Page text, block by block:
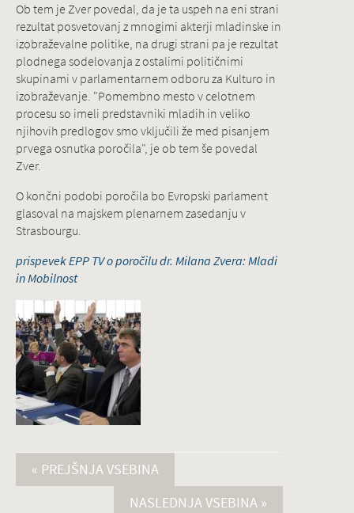
Ob tem je Zver povedal, da je ta uspeh na eni strani
rezultat posvetovanj z mnogimi akterji mladinske in
izobraževalne politike, na drugi strani pa je rezultat
plodnega sodelovanja z ostalimi političnimi
skupinami v parlamentarnem odboru za Kulturo in
izobraževanje. "Pomembno mesto v celotnem
procesu so imeli predstavniki mladih in veliko
njihovih predlogov smo vključili že med pisanjem
prvega osnutka poročila", je ob tem še povedal
Zver.
O končni podobi poročila bo Evropski parlament
glasoval na majskem plenarnem zasedanju v
Strasbourgu.
prispevek EPP TV o poročilu dr. Milana Zvera: Mladi
in Mobilnost
« PREJŠNJA VSEBINA
NASLEDNJA VSEBINA »